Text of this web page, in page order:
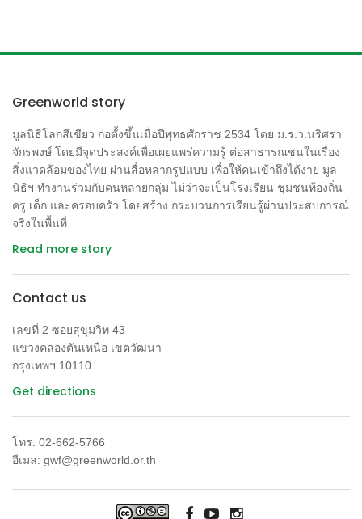
ตั้งเป้าไปที่การกำจัดถุงพลาสติกที่ใช้ครั้งเดียวและไมโคร
แล้วว่าได้ผลที่สุดคือการบังคับเก็บเงินค่าถุงพลาสติก ซึ่งสามารถ
นำเงินมาตั้งเป็นกองทุนสนับสนุนงานอนุรักษ์ได้อีกด้วย อังกฤษ
เป็นประเทศล่าสุดที่นำเอาระบบเก็บภาษีถุงพลาสติกมาใช้ โดย
กำหนดให้มีการเก็บเงิน 5 เพนนีหรือประมาณ 2 บาทต่อถุง เพียง 6
เดือนหลังจากที่นำระบบนี้มาบังคับใช้ในห้างค้าปลีกขนาดใหญ่
ผลปรากฎว่าจำนวนการใช้ถุงพลาสติกลดลงถึง 83% โดยสถิติระบุ
ว่าซุปเปอร์มาร์เก็ตขนาดใหญ่ 7 แห่งมีการใช้ถุงพลาสติกไปทั้งสิ้น
640 ล้านถุงในระยะเวลา6เดือน เมื่อเทียบกับสถิติเดิมที่มีการใช้
เก็บภาษีถุงพลาสติกก่อนหน้านี้แล้ว โดยเวลส์เริ่มดำเนินการมา
ตั้งแต่ปี 2554 […]
Greenworld story
มูลนิธิโลกสีเขียว ก่อตั้งขึ้นเมื่อปีพุทธศักราช 2534 โดย ม.ร.ว.นริศรา
จักรพงษ์ โดยมีจุดประสงค์เพื่อเผยแพร่ความรู้ ต่อสาธารณชนในเรื่อง
สิ่งแวดล้อมของไทย ผ่านสื่อหลากรูปแบบ เพื่อให้คนเข้าถึงได้ง่าย มูล
นิธิฯ ทำงานร่วมกับคนหลายกลุ่ม ไม่ว่าจะเป็นโรงเรียน ชุมชนท้องถิ่น
ครู เด็ก และครอบครัว โดยสร้าง กระบวนการเรียนรู้ผ่านประสบการณ์
จริงในพื้นที่
Read more story
Contact us
เลขที่ 2 ซอยสุขุมวิท 43
แขวงคลองตันเหนือ เขตวัฒนา
กรุงเทพฯ 10110
Get directions
โทร: 02-662-5766
อีเมล: gwf@greenworld.or.th